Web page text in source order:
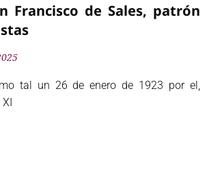
Francisco de Sales, patrón
tal un 26 de enero de 1923 por el,